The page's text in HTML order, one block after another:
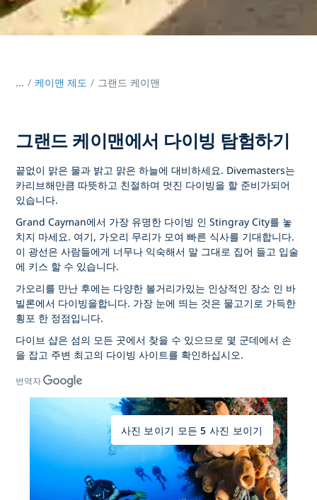
... / 케이맨 제도 그랜드 케이맨
그랜드 케이맨에서 다이빙 탐험하기
끝없이 맑은 물과 밝고 맑은 하늘에 대비하세요. Divemasters는
카리브해만큼 따뜻하고 친절하며 멋진 다이빙을 할 준비가되어
있습니다.
Grand Cayman에서 가장 유명한 다이빙 인 Stingray City를 놓
치지 마세요. 여기, 가오리 무리가 모여 빠른 식사를 기대합니다.
이 광선은 사람들에게 너무나 익숙해서 말 그대로 집어 들고 입술
에 키스 할 수 있습니다.
가오리를 만난 후에는 다양한 볼거리가있는 인상적인 장소 인 바
빌론에서 다이빙을합니다. 가장 눈에 띄는 것은 물고기로 가득한
횡포 한 정점입니다.
다이브 샵은 섬의 모든 곳에서 찾을 수 있으므로 몇 군데에서 손
을 잡고 주변 최고의 다이빙 사이트를 확인하십시오.
번역자
사진 보이기 모든 5 사진 보이기